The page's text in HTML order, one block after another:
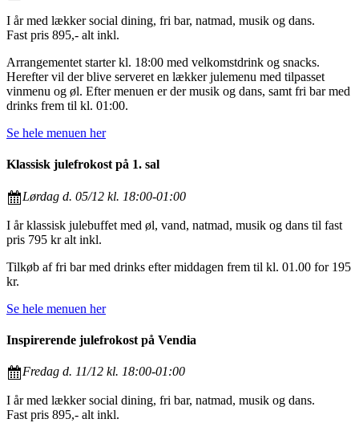
I år med lækker social dining, fri bar, natmad, musik og dans.
Fast pris 895,- alt inkl.
Arrangementet starter kl. 18:00 med velkomstdrink og snacks.
Herefter vil der blive serveret en lækker julemenu med tilpasset
vinmenu og øl. Efter menuen er der musik og dans, samt fri bar med
drinks frem til kl. 01:00.
Se hele menuen her
Klassisk julefrokost på 1. sal
Lørdag d. 05/12 kl. 18:00-01:00
I år klassisk julebuffet med øl, vand, natmad, musik og dans til fast
pris 795 kr alt inkl.
Tilkøb af fri bar med drinks efter middagen frem til kl. 01.00 for 195
kr.
Se hele menuen her
Inspirerende julefrokost på Vendia
Fredag d. 11/12 kl. 18:00-01:00
I år med lækker social dining, fri bar, natmad, musik og dans.
Fast pris 895,- alt inkl.